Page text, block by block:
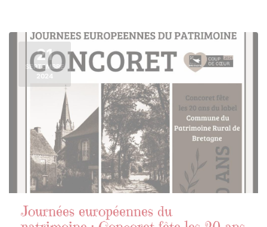
21
SEPTEMBRE
2024
Journées européennes du